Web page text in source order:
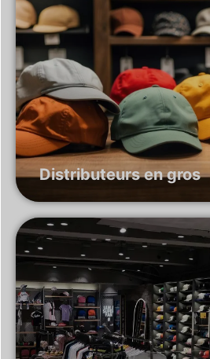
Distributeurs en gros